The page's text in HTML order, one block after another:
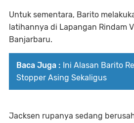
Untuk sementara, Barito
latihannya di Lapangan Rindam
Banjarbaru.
Baca Juga : Ini Alasan Barito
Stopper Asing Sekaligus
Jacksen rupanya sedang